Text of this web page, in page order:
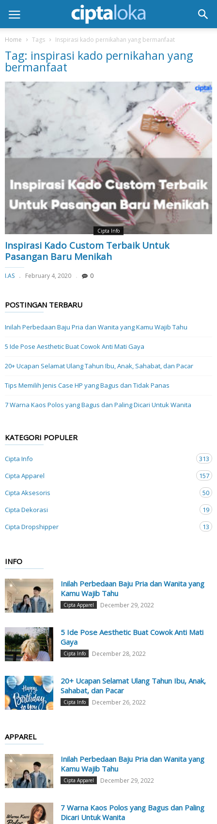
Home Tags Inspirasi kado pernikahan yang bermanfaat
Tag: inspirasi kado pernikahan yang
bermanfaat
Cipta Info
Inspirasi Kado Custom Terbaik Untuk
Pasangan Baru Menikah
I.AS February 4, 2020 0
POSTINGAN TERBARU
Inilah Perbedaan Baju Pria dan Wanita yang Kamu Wajib Tahu
5 Ide Pose Aesthetic Buat Cowok Anti Mati Gaya
20+ Ucapan Selamat Ulang Tahun Ibu, Anak, Sahabat, dan Pacar
Tips Memilih Jenis Case HP yang Bagus dan Tidak Panas
7 Warna Kaos Polos yang Bagus dan Paling Dicari Untuk Wanita
KATEGORI POPULER
Cipta Info
313
Cipta Apparel
157
Cipta Aksesoris
50
Cipta Dekorasi
19
Cipta Dropshipper
13
INFO
Inilah Perbedaan Baju Pria dan Wanita yang
Kamu Wajib Tahu
Cipta Apparel December 29, 2022
5 Ide Pose Aesthetic Buat Cowok Anti Mati
Gaya
Cipta Info December 28, 2022
20+ Ucapan Selamat Ulang Tahun Ibu, Anak,
Sahabat, dan Pacar
Cipta Info December 26, 2022
APPAREL
Inilah Perbedaan Baju Pria dan Wanita yang
Kamu Wajib Tahu
Cipta Apparel December 29, 2022
7 Warna Kaos Polos yang Bagus dan Paling
Dicari Untuk Wanita